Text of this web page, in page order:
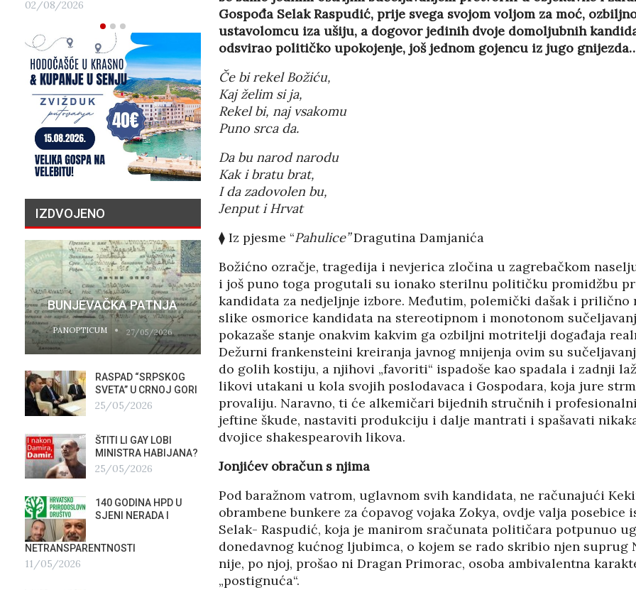
Gospođa Selak Raspudić, prije svega svojom voljom za moć,
ustavolomcu iza ušiju, a dogovor jedinih dvoje domoljubnih
odsvirao političko upokojenje, još jednom gojencu iz jugo
Če bi rekel Božiću,
Kajželim si ja,
Rekel bi, naj vsakomu
Puno srca da.
Da bu narod narodu
Kak i bratu brat,
I da zadovolen bu,
Jenput i Hrvat
⧫ Iz pjesme “Pahulice”Dragutina Damjanića
Božićno ozračje, tragedija i nevjerica zločina u zagrebačkom
i još puno toga progutali su ionako sterilnu političku promidžbu
kandidata za nedjeljnje izbore. Međutim, polemički dašak i prilično
slike osmorice kandidata na stereotipnom i monotonom
pokazaše stanje onakvim kakvim ga ozbiljni motritelji događaja
Dežurni frankensteini kreiranja javnog mnijenja ovim su
do golih kostiju, a njihovi „favoriti“ ispadoše kao spadala i zadnji
likovi utakani u kola svojih poslodavaca i Gospodara, koja jure
provaliju. Naravno, ti će alkemičari bijednih stručnih i
jeftine škude, nastaviti produkciju i dalje mantrati i spašavati
dvojice shakespearovih likova.
Jonjićev obračun s njima
Pod baražnom vatrom, uglavnom svih kandidata, ne računajući
obrambene bunkere za ćopavog vojaka Zokya, ovdje valja posebice
Selak- Raspudić, koja je manirom sračunata političara potpunuo
donedavnog kućnog ljubimca, o kojem se rado skribio njen suprug
nije, po njoj, prošao ni Dragan Primorac, osoba ambivalentna
„postignuća“.
02/08/2026 27/07/2026 02/
IZDVOJENO
BUNJEVAČKA PATNJA
PANOPTICUM 27/05/2026
RASPAD “SRPSKOG
SVETA” U CRNOJ GORI
25/05/2026
ŠTITI LI GAY LOBI
MINISTRA HABIJANA?
25/05/2026
140 GODINA HPD U
SJENI NERADA I
NETRANSPARENTNOSTI
11/05/2026
PRIČA O NESTALIM
MILIJUNIMA
PANOPTICUM 03/04/2026
GALERIJA FORUM ILI
AGITPROP GALERIJA
04/03/2026
NEZNANJE FIZIKE U
16/02/2026
ČIJE SU OGROMNE
ZLATNE REZERVE U
ITALIJI?
12/02/2026
TUĐMANOVA
HRVATI U VOJVODINI
OSUĐENI NA
ASIMILACIJU
PANOPTICUM 12/01/2026
AKADEMSKE VEZE:
ULOGA KINE U
HRVATSKOJ
07/01/2026
ZNANOST U SLUŽBI
FESTIVALA ISTINE
22/12/2025
11/